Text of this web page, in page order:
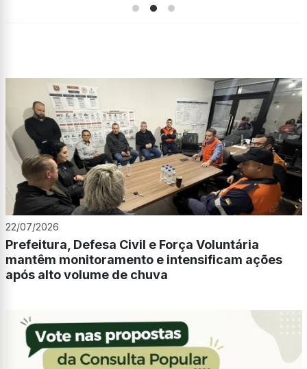
22/07/2026
Prefeitura, Defesa Civil e Força Voluntária
mantêm monitoramento e intensificam ações
após alto volume de chuva